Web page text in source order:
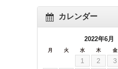
カレンダー
2022年6月
月 火 水 木 金
1 2 3